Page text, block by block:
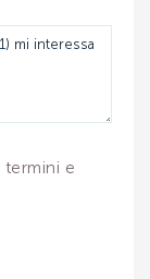
termini e